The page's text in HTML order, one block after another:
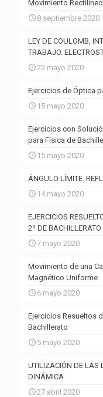
Movimiento
8 septiembre 2020
LEY DE COULOMB,
TRABAJO.
22 mayo 2020
Ejercicios de Óptica
15 mayo 2020
Ejercicios con
para Física de
15 mayo 2020
ÁNGULO LÍMITE.
14 mayo 2020
EJERCICIOS
2º DE BACHILLERATO
7 mayo 2020
Movimiento de una
Magnético Uniforme
6 mayo 2020
Ejercicios Resueltos
Bachillerato
5 mayo 2020
UTILIZACIÓN DE LAS
DINÁMICA
27 abril 2020